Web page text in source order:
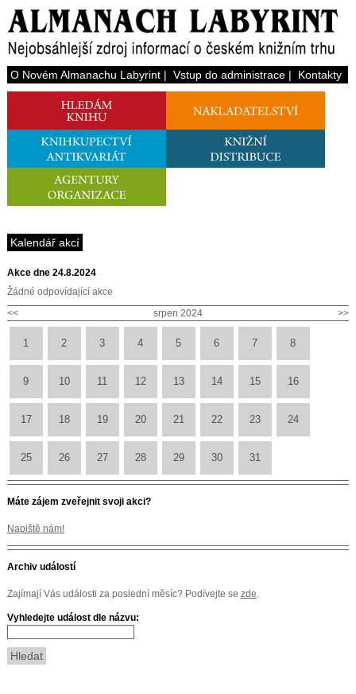
O Novém Almanachu Labyrint| Vstup do administrace| Kontakty
Kalendář akcí
Akce dne 24.8.2024
Žádné odpovídající akce
<<
>>
srpen 2024
1 2 3 4 5 6 7 8
9 10 11 12 13 14 15 16
17 18 19 20 21 22 23 24
25 26 27 28 29 30 31
Máte zájem zveřejnit svoji akci?
Napiště nám!
Archiv událostí
Zajímají Vás události za poslední měsíc? Podívejte se zde.
Vyhledejte událost dle názvu: